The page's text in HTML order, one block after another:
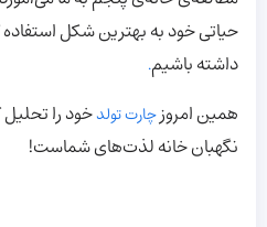
حیاتی خود به بهترین شکل استفاده
داشته باشیم.
همین امروزچارت تولدخود را
نگهبان خانه لذت‌های شماست!